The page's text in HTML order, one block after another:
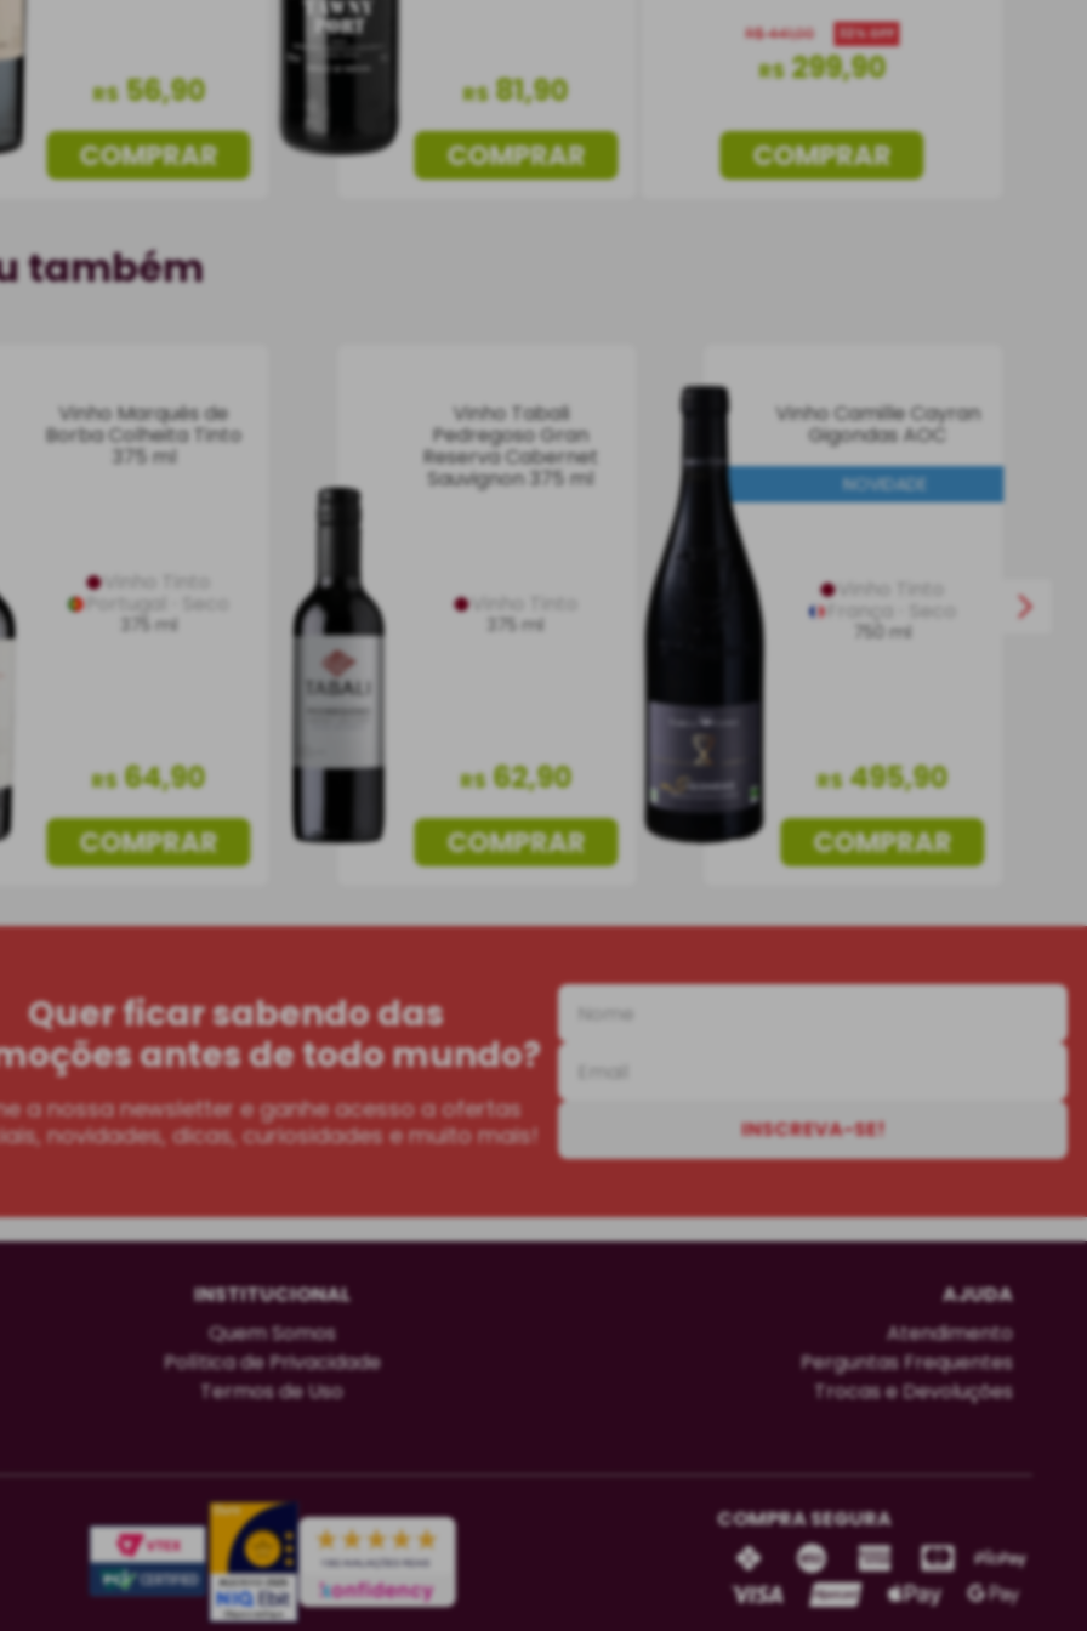
R$ 56,90
COMPRAR
R$ 81,90
COMPRAR
R$441,00 32% OFF
R$ 299,90
COMPRAR
também
Vinho Marquês de
Borba Colheita Tinto
375 ml
Vinho Tinto
Portugal Seco
375 ml
R$ 64,90
COMPRAR
Vinho Tabali
Pedregoso Gran
Reserva Cabernet
Sauvignon 375 ml
Vinho Tinto
375 ml
R$ 62,90
COMPRAR
Vinho Camille Cayran
Gigondas AOC
NOVIDADE
Vinho Tinto
França Seco
750 ml
R$ 495,90
COMPRAR
Quer ficar sabendo das
antes de todo mundo?
a nossa newsletter e ganhe acesso a ofertas
novidades, dicas, curiosidades e muito mais!
INSCREVA-SE!
INSTITUCIONAL
Quem Somos
Política de Privacidade
Termos de Uso
AJUDA
Atendimento
Perguntas Frequentes
Trocas e Devoluções
COMPRA SEGURA